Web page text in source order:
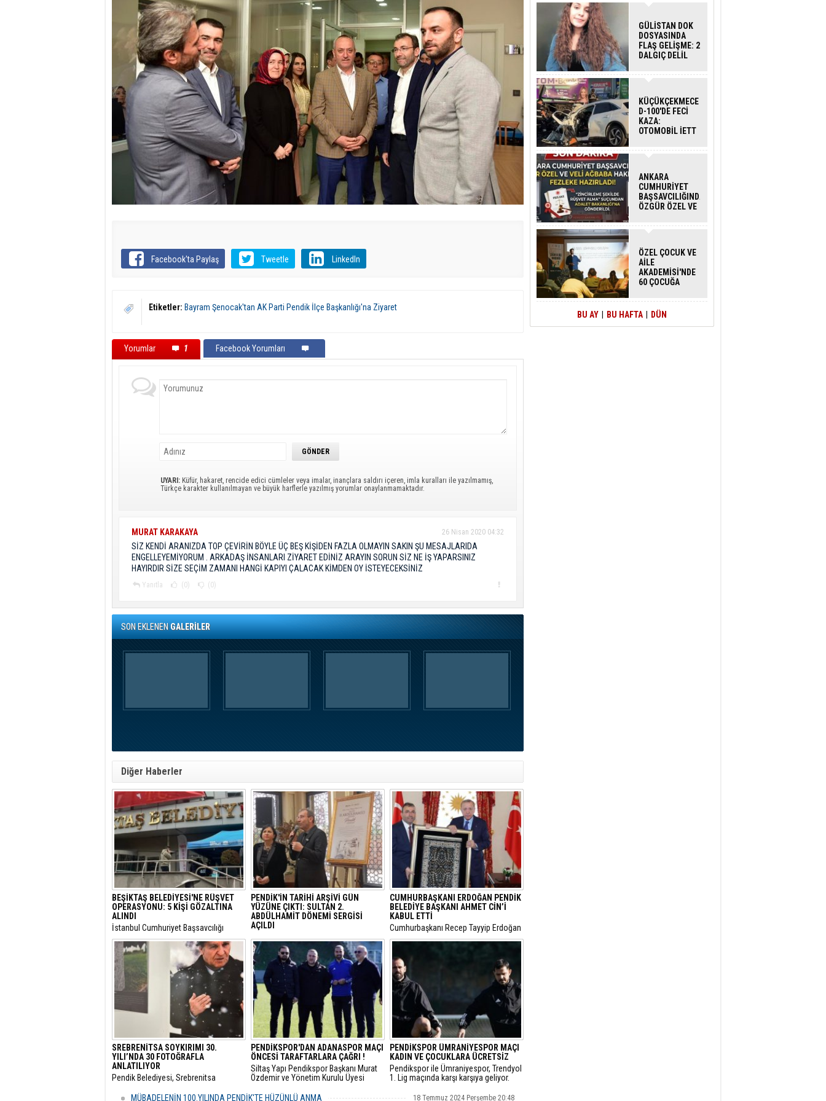
Facebook'ta Paylaş Tweetle LinkedIn
Etiketler: Bayram Şenocak'tan AK Parti Pendik İlçe Başkanlığı'na Ziyaret
Yorumlar 1 Facebook Yorumları
UYARI: Küfür, hakaret, rencide edici cümleler veya imalar, inançlara saldırı içeren, imla kuralları ile yazılmamış,
Türkçe karakter kullanılmayan ve büyük harflerle yazılmış yorumlar onaylanmamaktadır.
MURAT KARAKAYA 26 Nisan 2020 04:32
SİZ KENDİ ARANIZDA TOP ÇEVİRİN BÖYLE ÜÇ BEŞ KİŞİDEN FAZLA OLMAYIN SAKIN ŞU MESAJLARIDA
ENGELLEYEMİYORUM . ARKADAŞ İNSANLARI ZİYARET EDİNİZ ARAYIN SORUN SİZ NE İŞ YAPARSINIZ
HAYIRDIR SİZE SEÇİM ZAMANI HANGİ KAPIYI ÇALACAK KİMDEN OY İSTEYECEKSİNİZ
Yanıtla (0) (0)
SON EKLENENGALERİLER
Diğer Haberler
BEŞİKTAŞ BELEDİYESİ'NE RÜŞVET
OPERASYONU: 5 KİŞİ GÖZALTINA
ALINDI
​İstanbul Cumhuriyet Başsavcılığı
tarafından yürütülen yolsuzluk
soruşturması kapsamında, Beşiktaş
Belediyesi’ne operasyon düzenlendi.
PENDİK'İN TARİHİ ARŞİVİ GÜN
YÜZÜNE ÇIKTI: SULTAN 2.
ABDÜLHAMİT DÖNEMİ SERGİSİ
AÇILDI
​Pendik Belediyesi, vefatının 108. yıl
dönümünde Sultan 2. Abdülhamid
Han’ı anlamlı bir kültür sanat
etkinliğiyle anıyor.
CUMHURBAŞKANI ERDOĞAN PENDİK
BELEDİYE BAŞKANI AHMET CİN’İ
KABUL ETTİ
Cumhurbaşkanı Recep Tayyip Erdoğan
Cumhurbaşkanlığı Dolmabahçe
Ofisi’nde Pendik Belediye Başkanı
Ahmet Cin’i kabul etti.
SREBRENİTSA SOYKIRIMI 30.
YILI’NDA 30 FOTOĞRAFLA
ANLATILIYOR
Pendik Belediyesi, Srebrenitsa
sergi hazırladı. Mehmet Akif Ersoy
PENDİKSPOR'DAN ADANASPOR MAÇI
ÖNCESİ TARAFTARLARA ÇAĞRI !
Siltaş Yapı Pendikspor Başkanı Murat
Özdemir ve Yönetim Kurulu Üyesi
öncesi Pendikspor Tesislerinde
PENDİKSPOR ÜMRANİYESPOR MAÇI
KADIN VE ÇOCUKLARA ÜCRETSİZ
Pendikspor ile Ümraniyespor, Trendyol
1. Lig maçında karşı karşıya geliyor.
MÜBADELENİN 100.YILINDA PENDİK'TE HÜZÜNLÜ ANMA 18 Temmuz 2024 Perşembe 20:48
GÜLİSTAN DOK
DOSYASINDA
FLAŞ GELİŞME: 2
DALGIÇ DELİL
SUÇLAMASIYLA
KÜÇÜKÇEKMECE
D-100'DE FECİ
KAZA:
OTOMOBİL İETT
ÇARPTI 3 KİŞİ
ANKARA
CUMHURİYET
BAŞSAVCILIĞINDAN
ÖZGÜR ÖZEL VE
HAKKINDA
ÖZEL ÇOCUK VE
AİLE
AKADEMİSİ'NDE
60 ÇOCUĞA
BU AY BU HAFTA DÜN